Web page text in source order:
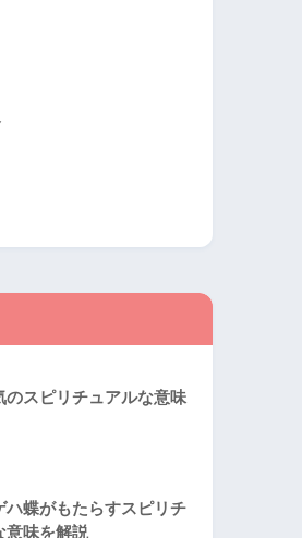
のスピリチュアルな意味
ハ蝶がもたらすスピリチ
意味を解説